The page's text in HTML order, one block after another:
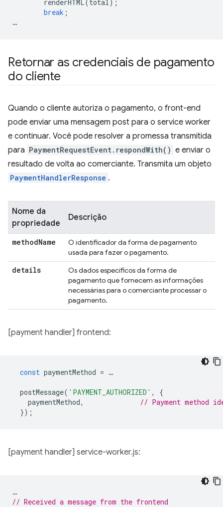
renderHTML(total);
break ;
…
Retornar as credenciais de pagamento
do cliente
Quando o cliente autoriza o pagamento, o front-end
pode enviar uma mensagem post para o service worker
e continuar. Você pode resolver a promessa transmitida
para PaymentRequestEvent.respondWith() e enviar o
resultado de volta ao comerciante. Transmita um objeto
PaymentHandlerResponse .
Nome da
propriedade
Descrição
methodName
O identificador da forma de pagamento
usada para fazer o pagamento.
details
Os dados específicos da forma de
pagamento que fornecem as informações
necessárias para o comerciante processar o
pagamento.
[payment handler] frontend:
const paymentMethod = …
postMessage( 'PAYMENT_AUTHORIZED' ,
{
paymentMethod,
// Payment method
});
[payment handler] service-worker.js:
…
// Received a message from the frontend